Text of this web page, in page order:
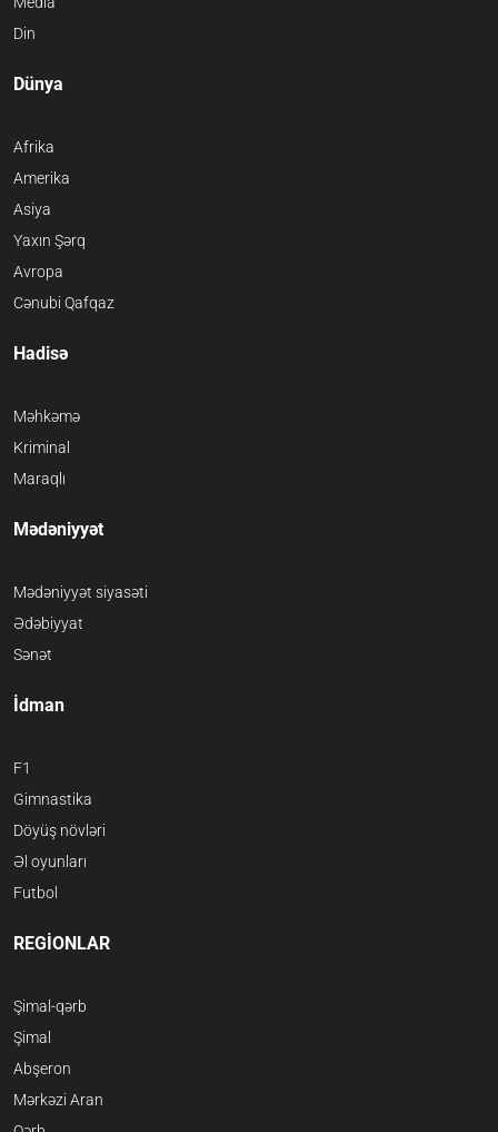
Din
Dünya
Afrika
Amerika
Asiya
Yaxın Şərq
Avropa
Cənubi Qafqaz
Hadisə
Məhkəmə
Kriminal
Maraqlı
Mədəniyyət
Mədəniyyət siyasəti
Ədəbiyyat
Sənət
İdman
F1
Gimnastika
Döyüş növləri
Əl oyunları
Futbol
REGİONLAR
Şimal-qərb
Şimal
Abşeron
Mərkəzi Aran